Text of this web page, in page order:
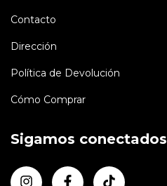
Contacto
Dirección
Política de Devolución
Cómo Comprar
Sigamos conectados